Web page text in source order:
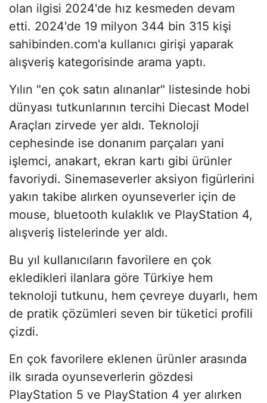
olan ilgisi 2024'de hız kesmeden devam
etti. 2024'de 19 milyon 344 bin 315 kişi
sahibinden.com'a kullanıcı girişi yaparak
alışveriş kategorisinde arama yaptı.
Yılın "en çok satın alınanlar" listesinde hobi
dünyası tutkunlarının tercihi Diecast Model
Araçları zirvede yer aldı. Teknoloji
cephesinde ise donanım parçaları yani
işlemci, anakart, ekran kartı gibi ürünler
favoriydi. Sinemaseverler aksiyon figürlerini
yakın takibe alırken oyunseverler için de
mouse, bluetooth kulaklık ve PlayStation 4,
alışveriş listelerinde yer aldı.
Bu yıl kullanıcıların favorilere en çok
ekledikleri ilanlara göre Türkiye hem
teknoloji tutkunu, hem çevreye duyarlı, hem
de pratik çözümleri seven bir tüketici profili
çizdi.
En çok favorilere eklenen ürünler arasında
ilk sırada oyunseverlerin gözdesi
PlayStation 5 ve PlayStation 4 yer alırken